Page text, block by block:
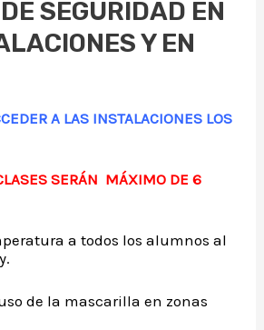
SEGURIDAD EN
Y EN
A LAS INSTALACIONES LOS
SERÁN MÁXIMO DE 6
a todos los alumnos al
de la mascarilla en zonas